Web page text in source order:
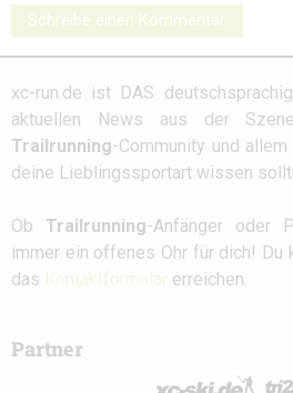
Schreibe einen Kommentar
xc-run.de ist DAS
aktuellen News aus der
Trailrunning-Community und
deine Lieblingssportart wissen
Ob Trailrunning-Anfänger oder
immer ein offenes Ohr für dich! Du
das Kontaktformular erreichen.
Partner